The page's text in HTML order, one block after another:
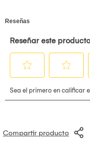
Textura elegante
ocio como de negocios.
Compartir producto